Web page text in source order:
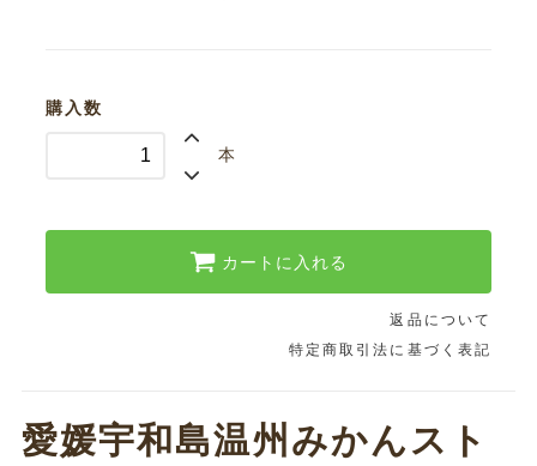
めぐあすだより
メルマガ登録
購入数
本
カートに入れる
返品について
特定商取引法に基づく表記
愛媛宇和島温州みかんスト